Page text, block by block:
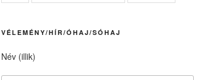
VÉLEMÉNY/HÍR/ÓHAJ/SÓHAJ
Név (illik)